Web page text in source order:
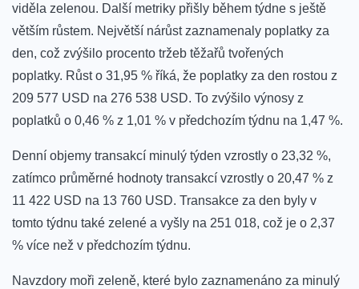
viděla zelenou. Další metriky přišly během týdne s ještě
větším růstem. Největší nárůst zaznamenaly poplatky za
den, což zvýšilo procento tržeb těžařů tvořených
poplatky. Růst o 31,95 % říká, že poplatky za den rostou z
209 577 USD na 276 538 USD. To zvýšilo výnosy z
poplatků o 0,46 % z 1,01 % v předchozím týdnu na 1,47 %.
Denní objemy transakcí minulý týden vzrostly o 23,32 %,
zatímco průměrné hodnoty transakcí vzrostly o 20,47 % z
11 422 USD na 13 760 USD. Transakce za den byly v
tomto týdnu také zelené a vyšly na 251 018, což je o 2,37
% více než v předchozím týdnu.
Navzdory moři zeleně, které bylo zaznamenáno za minulý